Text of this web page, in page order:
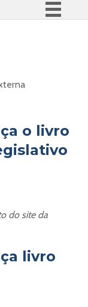
informação
o livro
do site da
livro